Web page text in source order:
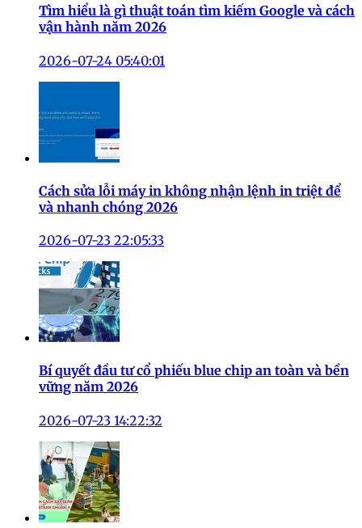
Tìm hiểu là gì thuật toán tìm kiếm Google và cách
vận hành năm 2026
2026-07-24 05:40:01
Cách sửa lỗi máy in không nhận lệnh in triệt để
và nhanh chóng 2026
2026-07-23 22:05:33
Bí quyết đầu tư cổ phiếu blue chip an toàn và bền
vững năm 2026
2026-07-23 14:22:32